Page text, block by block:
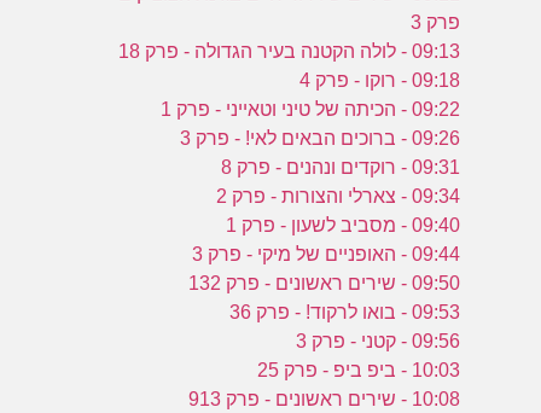
פרק 3
09:13 - לולה הקטנה בעיר הגדולה - פרק 18
09:18 - רוקו - פרק 4
09:22 - הכיתה של טיני וטאייני - פרק 1
09:26 - ברוכים הבאים לאי! - פרק 3
09:31 - רוקדים ונהנים - פרק 8
09:34 - צארלי והצורות - פרק 2
09:40 - מסביב לשעון - פרק 1
09:44 - האופניים של מיקי - פרק 3
09:50 - שירים ראשונים - פרק 132
09:53 - בואו לרקוד! - פרק 36
09:56 - קטני - פרק 3
10:03 - ביפ ביפ - פרק 25
10:08 - שירים ראשונים - פרק 913